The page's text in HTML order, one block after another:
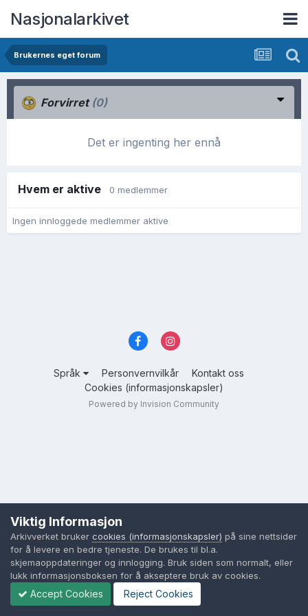
Nasjonalarkivet
Brukernes eget forum
Forvirret (0)
Det er ingenting her ennå
Hvem er aktive 0 medlemmer
Ingen innloggede medlemmer aktive
Språk Personvernvilkår
Kontakt oss
Cookies (informasjonskapsler)
Powered by Invision Community
Viktig Informasjon
Arkivverket bruker cookies (informasjonskapsler) på sine nettsider
for å levere en bedre tjeneste. De brukes til bl.a.
skjemaoppdateringer og innlogging. Bruk siden som normalt, eller
lukk informasjonsboksen for å akseptere bruk av cookies.
Accept Cookies Reject Cookies